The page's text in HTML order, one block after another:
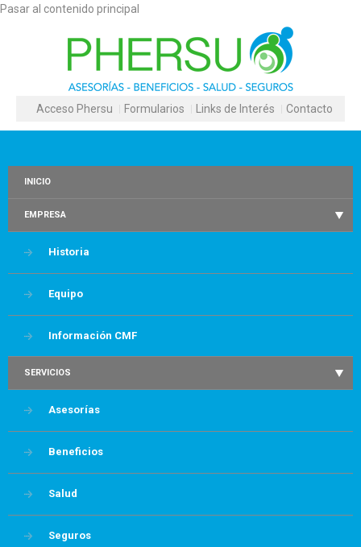
Pasar al contenido principal
Acceso Phersu Formularios Links de Interés Contacto
INICIO
EMPRESA
Historia
Equipo
Información CMF
SERVICIOS
Asesorías
Beneficios
Salud
Seguros